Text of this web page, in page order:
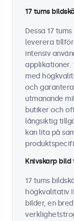
17 tums
Dessa 17
leverera
intensiv
applikationer.
med
och
utmanande
butiker och
långsiktig
kan lita på
Knivskarp
17 tums
högkvalitativ
bilder, en